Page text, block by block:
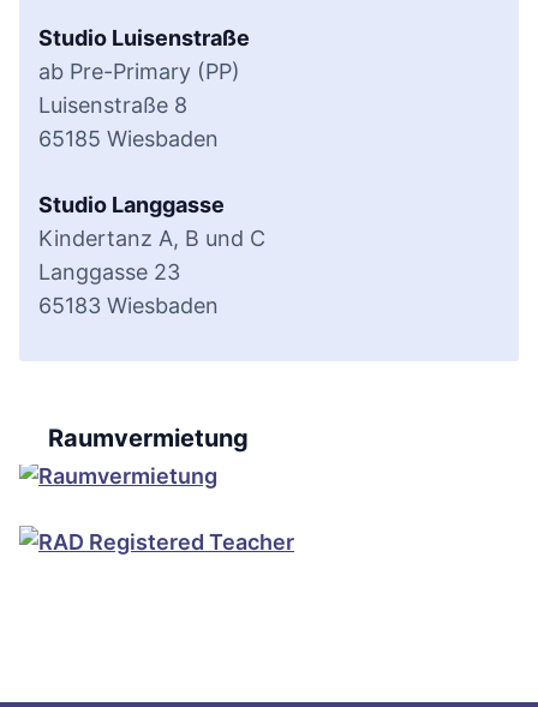
Studio Luisenstraße
ab Pre-Primary (PP)
Luisenstraße 8
65185 Wiesbaden
Studio Langgasse
Kindertanz A, B und C
Langgasse 23
65183 Wiesbaden
Raumvermietung